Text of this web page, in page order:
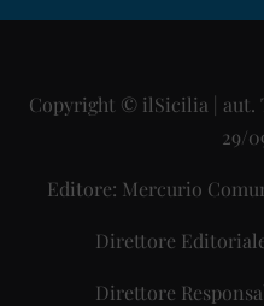
Copyright © ilSicilia | aut.
29/
Editore: Mercurio
Direttore
Direttore